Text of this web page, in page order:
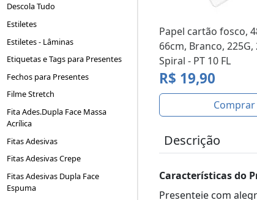
Descola Tudo
Estiletes
Estiletes - Lâminas
Etiquetas e Tags para Presentes
Fechos para Presentes
Filme Stretch
Fita Ades.Dupla Face Massa
Acrílica
Fitas Adesivas
Fitas Adesivas Crepe
Fitas Adesivas Dupla Face
Espuma
Papel cartão fosco,
66cm, Branco, 225G,
Spiral - PT 10 FL
R$ 19,90
Comprar
Descrição
Características do
Presenteie com